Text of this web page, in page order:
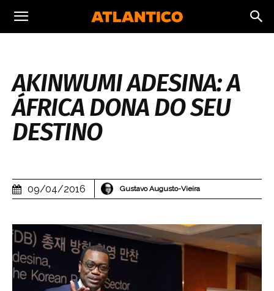
AKINWUMI ADESINA: A
ÁFRICA DONA DO SEU
DESTINO
09/04/2016 Gustavo Augusto-Vieira